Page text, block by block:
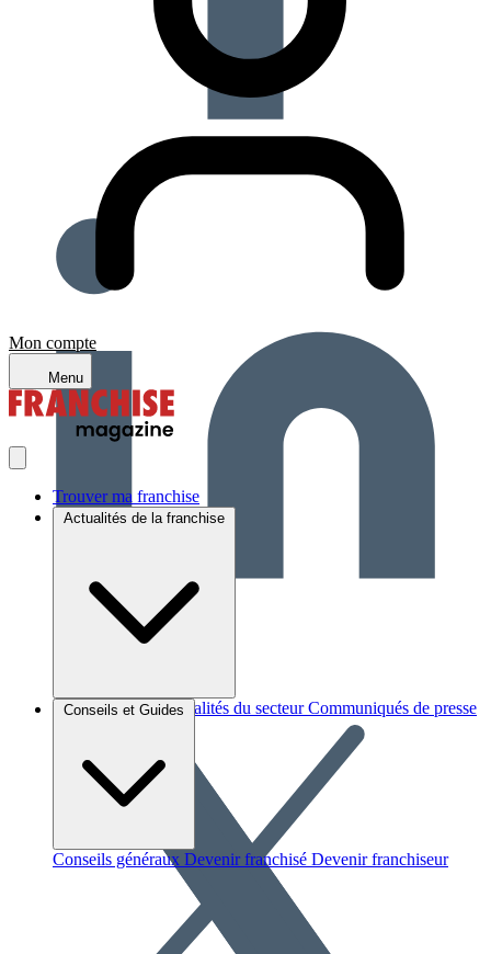
Mon compte
Menu
Trouver ma franchise
Actualités de la franchise
Brèves et actus Actualités du secteur Communiqués de presse
Conseils et Guides
Conseils généraux Devenir franchisé Devenir franchiseur